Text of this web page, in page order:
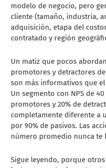
modelo de negocio, pero
cliente (tamaño, industria,
adquisición, etapa del
contratado y región
Un matiz que pocos
promotores y detractores
son más informativos que
Un segmento con NPS de
promotores y 20% de
completamente diferente a
por 90% de pasivos. Las
número promedio nunca te
Sigue leyendo, porque